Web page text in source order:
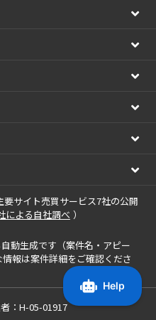
サイト売買サービス7社の公開
による自社調べ ）
動生成です（案件名・アピー
報は案件詳細をご確認くださ
：H-05-01917